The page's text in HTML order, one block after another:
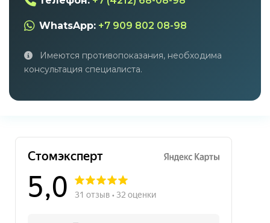
WhatsApp: +7 909 802 08-98
Имеются противопоказания, необходима
консультация специалиста.